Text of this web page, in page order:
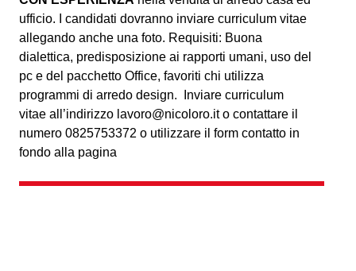
ufficio. I candidati dovranno inviare curriculum vitae
allegando anche una foto. Requisiti: Buona
dialettica, predisposizione ai rapporti umani, uso del
pc e del pacchetto Office, favoriti chi utilizza
programmi di arredo design. Inviare curriculum
vitae all’indirizzo lavoro@nicoloro.ito contattare il
numero 0825753372 o utilizzare il form contatto in
fondo alla pagina